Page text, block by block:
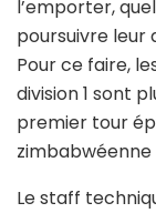
l’emporter,
poursuivre leur
Pour ce faire,
division 1 sont
premier tour
Le staff